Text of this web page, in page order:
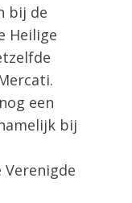
bij de
Heilige
een
bij